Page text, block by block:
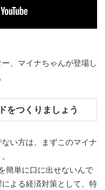
、マイナちゃんが登場し
をつくりましょう
い方は、まずこのマイナ
簡単に口に出せないんで
よる経済対策として、特